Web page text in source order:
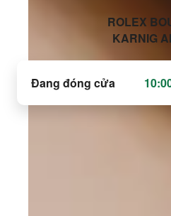
‭ROLEX
KARNIG
Đang đóng cửa